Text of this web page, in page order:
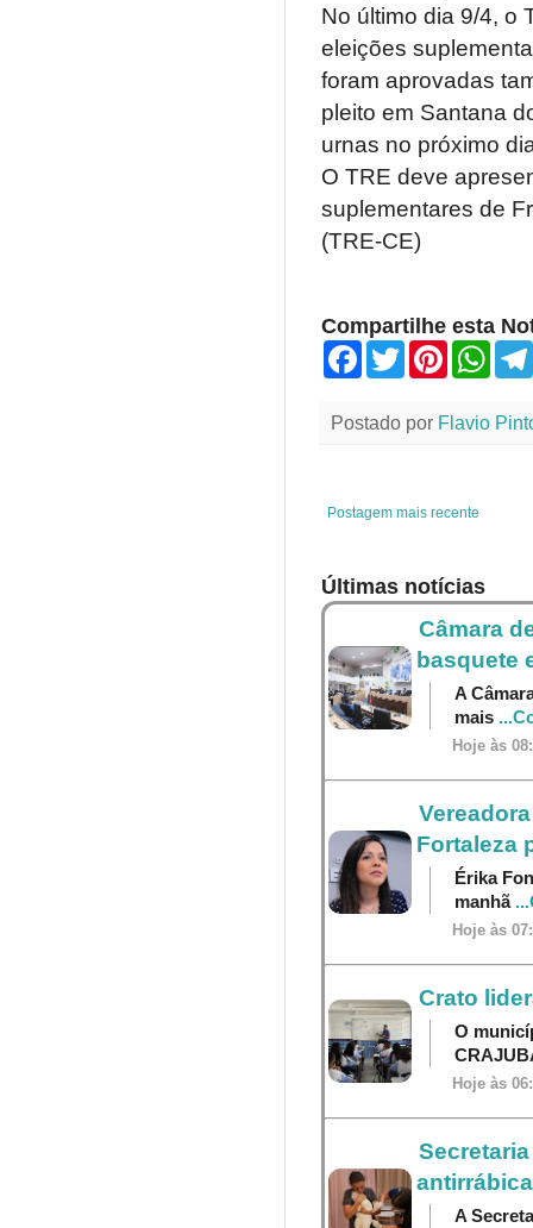
No último dia 9/4, o
eleições
foram aprovadas
pleito em Santana
urnas no próximo
O TRE deve
suplementares de
(TRE-CE)
Compartilhe esta
F
b
T
w
P
e
W
Postado por Flavio
Postagem mais recente
Últimas notícias
Câmara
basquete
A
mais
Hoje às
Fortaleza
Érika
manhã
Hoje às
Crato
O
Hoje às
A